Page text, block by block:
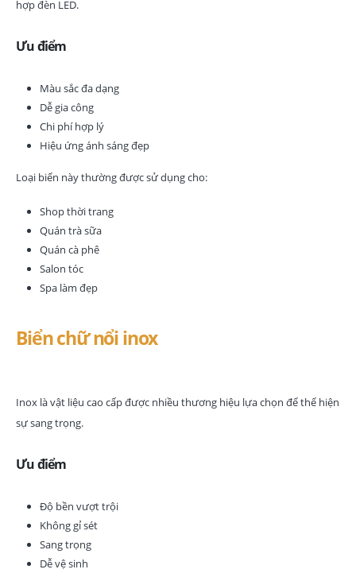
hợp đèn LED.
Ưu điểm
Màu sắc đa dạng
Dễ gia công
Chi phí hợp lý
Hiệu ứng ánh sáng đẹp
Loại biển này thường được sử dụng cho:
Shop thời trang
Quán trà sữa
Quán cà phê
Salon tóc
Spa làm đẹp
Biển chữ nổi inox
Inox là vật liệu cao cấp được nhiều thương hiệu lựa chọn để thể hiện
sự sang trọng.
Ưu điểm
Độ bền vượt trội
Không gỉ sét
Sang trọng
Dễ vệ sinh